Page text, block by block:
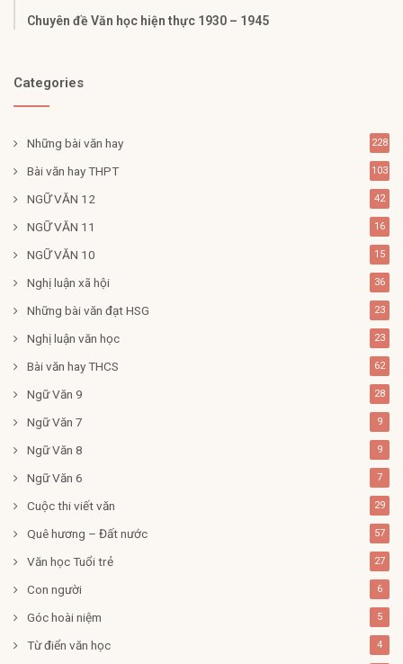
Chuyên đề Văn học hiện thực 1930 – 1945
Categories
Những bài văn hay 228
Bài văn hay THPT 103
NGỮ VĂN 12 42
NGỮ VĂN 11 16
NGỮ VĂN 10 15
Nghị luận xã hội 36
Những bài văn đạt HSG 23
Nghị luận văn học 23
Bài văn hay THCS 62
Ngữ Văn 9 28
Ngữ Văn 7 9
Ngữ Văn 8 9
Ngữ Văn 6 7
Cuộc thi viết văn 29
Quê hương – Đất nước 57
Văn học Tuổi trẻ 27
Con người 6
Góc hoài niệm 5
Từ điển văn học 4